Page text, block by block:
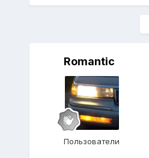
Romantic
Пользователи